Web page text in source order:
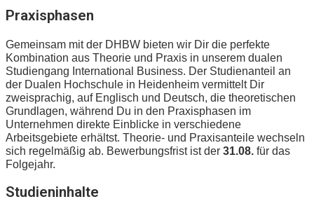
Praxisphasen
Gemeinsam mit der DHBW bieten wir Dir die perfekte
Kombination aus Theorie und Praxis in unserem dualen
Studiengang International Business. Der Studienanteil an
der Dualen Hochschule in Heidenheim vermittelt Dir
zweisprachig, auf Englisch und Deutsch, die theoretischen
Grundlagen, während Du in den Praxisphasen im
Unternehmen direkte Einblicke in verschiedene
Arbeitsgebiete erhältst. Theorie- und Praxisanteile wechseln
sich regelmäßig ab. Bewerbungsfrist ist der 31.08. für das
Folgejahr.
Studieninhalte